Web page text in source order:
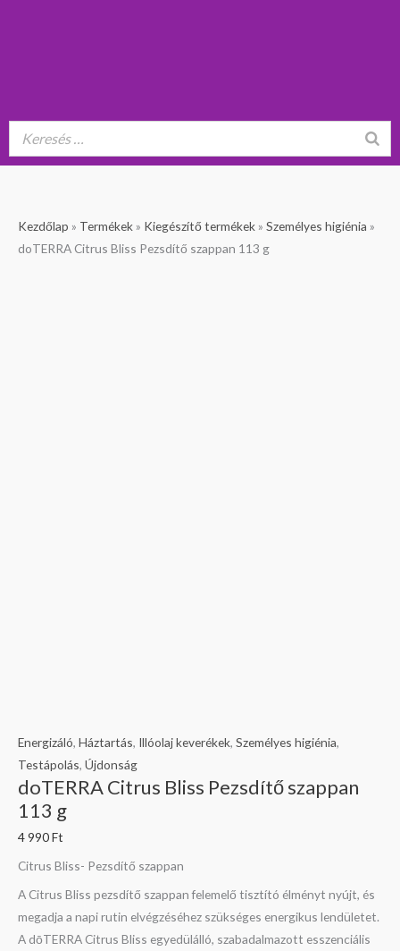
Kezdőlap » Termékek » Kiegészítő termékek » Személyes higiénia »
doTERRA Citrus Bliss Pezsdítő szappan 113 g
Energizáló, Háztartás, Illóolaj keverékek, Személyes higiénia,
Testápolás, Újdonság
doTERRA Citrus Bliss Pezsdítő szappan
113 g
4 990Ft
Citrus Bliss- Pezsdítő szappan
A Citrus Bliss pezsdítő szappan felemelő tisztító élményt nyújt, és
megadja a napi rutin elvégzéséhez szükséges energikus lendületet.
A dōTERRA Citrus Bliss egyedülálló, szabadalmazott esszenciális
doTERRA
Citrus